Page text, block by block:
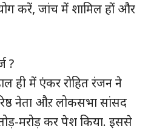
करें, जांच में शामिल हों और
?
ही में एंकर रोहित रंजन ने
नेता औऱ लोकसभा सांसद
मरोड़ कर पेश किया. इससे